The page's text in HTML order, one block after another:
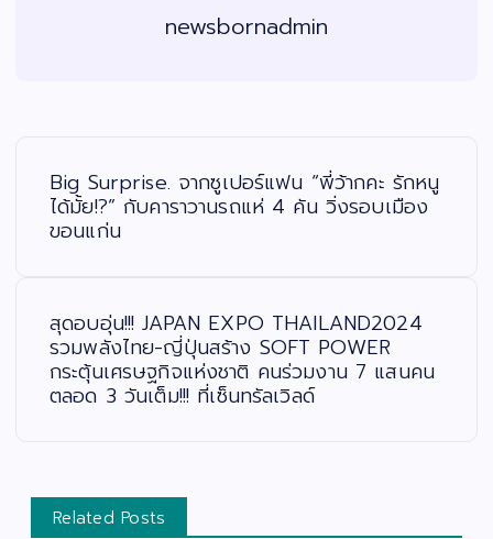
newsbornadmin
Big Surprise. จากซูเปอร์แฟน “พี่ว้ากคะ รักหนู
ได้มั้ย!?” กับคาราวานรถแห่ 4 คัน วิ่งรอบเมือง
ขอนแก่น
สุดอบอุ่น!!! JAPAN EXPO THAILAND2024
รวมพลังไทย-ญี่ปุ่นสร้าง SOFT POWER
กระตุ้นเศรษฐกิจแห่งชาติ คนร่วมงาน 7 แสนคน
ตลอด 3 วันเต็ม!!! ที่เซ็นทรัลเวิลด์
Related Posts